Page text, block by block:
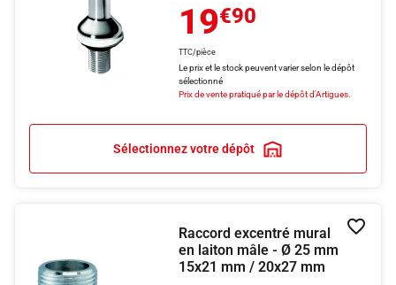
19€90
TTC/pièce
Le prix et le stock peuvent varier selon le dépôt
sélectionné
Prix de vente pratiqué par le dépôt d'Artigues.
Sélectionnez votre dépôt
Raccord excentré mural
en laiton mâle - Ø 25 mm
15x21 mm / 20x27 mm